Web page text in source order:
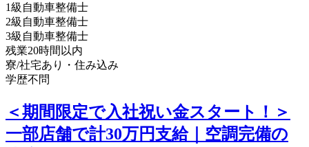
1級自動車整備士
2級自動車整備士
3級自動車整備士
残業20時間以内
寮/社宅あり・住み込み
学歴不問
＜期間限定で入社祝い金スタート！＞
一部店舗で計30万円支給｜空調完備の